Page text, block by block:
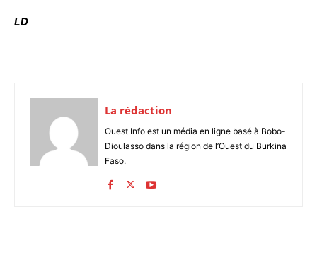
LD
La rédaction
Ouest Info est un média en ligne basé à Bobo-
Dioulasso dans la région de l’Ouest du Burkina
Faso.